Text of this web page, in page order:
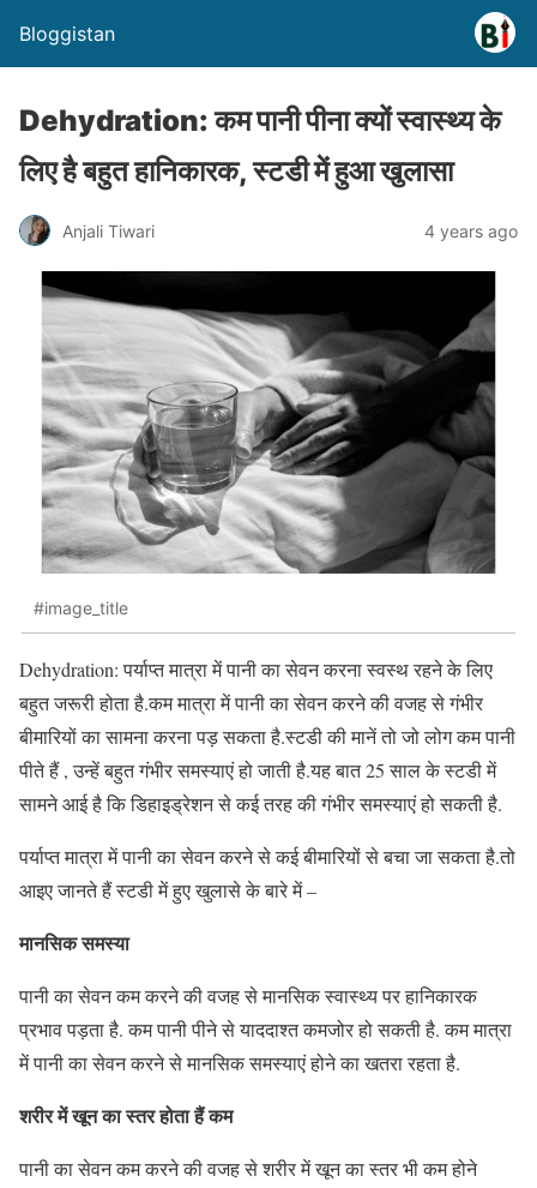
Bloggistan
Dehydration: कम पानी पीना क्यों स्वास्थ्य के
लिए है बहुत हानिकारक, स्टडी में हुआ खुलासा
Anjali Tiwari 4 years ago
#image_title
Dehydration: पर्याप्त मात्रा में पानी का सेवन करना स्वस्थ रहने के लिए
बहुत जरूरी होता है.कम मात्रा में पानी का सेवन करने की वजह से गंभीर
बीमारियों का सामना करना पड़ सकता है.स्टडी की मानें तो जो लोग कम पानी
पीते हैं , उन्हें बहुत गंभीर समस्याएं हो जाती है.यह बात 25 साल के स्टडी में
सामने आई है कि डिहाइड्रेशन से कई तरह की गंभीर समस्याएं हो सकती है.
पर्याप्त मात्रा में पानी का सेवन करने से कई बीमारियों से बचा जा सकता है.तो
आइए जानते हैं स्टडी में हुए खुलासे के बारे में –
मानसिक समस्या
पानी का सेवन कम करने की वजह से मानसिक स्वास्थ्य पर हानिकारक
प्रभाव पड़ता है. कम पानी पीने से याददाश्त कमजोर हो सकती है. कम मात्रा
में पानी का सेवन करने से मानसिक समस्याएं होने का खतरा रहता है.
शरीर में खून का स्तर होता हैं कम
पानी का सेवन कम करने की वजह से शरीर में खून का स्तर भी कम होने